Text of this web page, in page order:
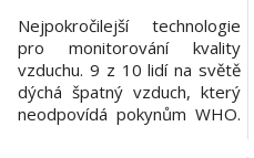
Nejpokročilejší technologie
pro monitorování kvality
vzduchu. 9 z 10 lidí na světě
dýchá špatný vzduch, který
neodpovídá pokynům WHO.